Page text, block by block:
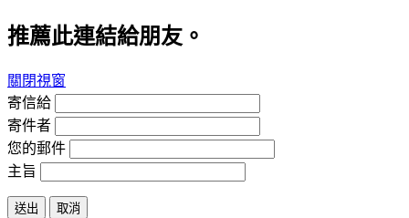
推薦此連結給朋友。
關閉視窗
寄信給
寄件者
您的郵件
主旨
送出 取消